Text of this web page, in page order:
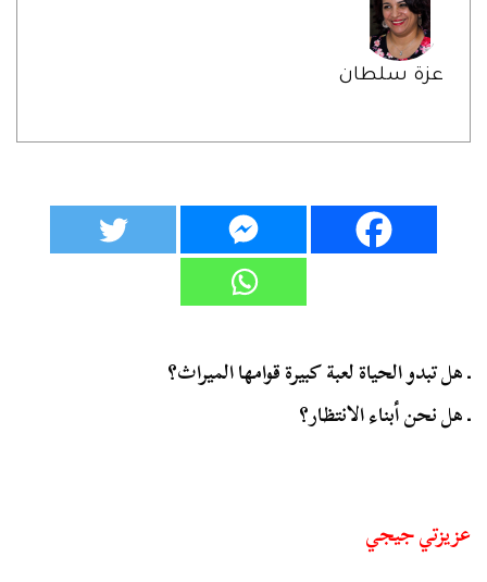
عزة سلطان
ـ هل تبدو الحياة لعبة كبيرة قوامها الميراث؟
ـ هل نحن أبناء الانتظار؟
عزيزتي جيجي